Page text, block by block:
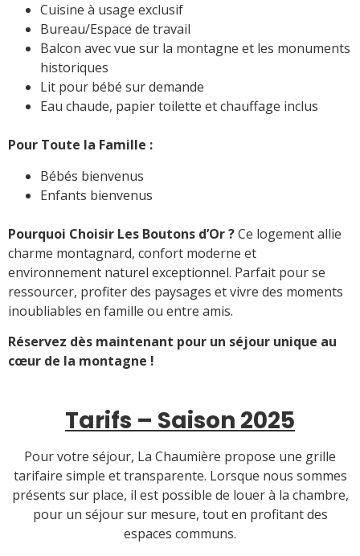
Cuisine à usage exclusif
Bureau/Espace de travail
Balcon avec vue sur la montagne et les monuments
historiques
Lit pour bébé sur demande
Eau chaude, papier toilette et chauffage inclus
Pour Toute la Famille :
Bébés bienvenus
Enfants bienvenus
Pourquoi Choisir Les Boutons d’Or ?Ce logement allie
charme montagnard, confort moderne et
environnement naturel exceptionnel. Parfait pour se
ressourcer, profiter des paysages et vivre des moments
inoubliables en famille ou entre amis.
Réservez dès maintenant pour un séjour unique au
cœur de la montagne !
Tarifs – Saison 2025
Pour votre séjour, La Chaumière propose une grille
tarifaire simple et transparente. Lorsque nous sommes
présents sur place, il est possible de louer à la chambre,
pour un séjour sur mesure, tout en profitant des
espaces communs.